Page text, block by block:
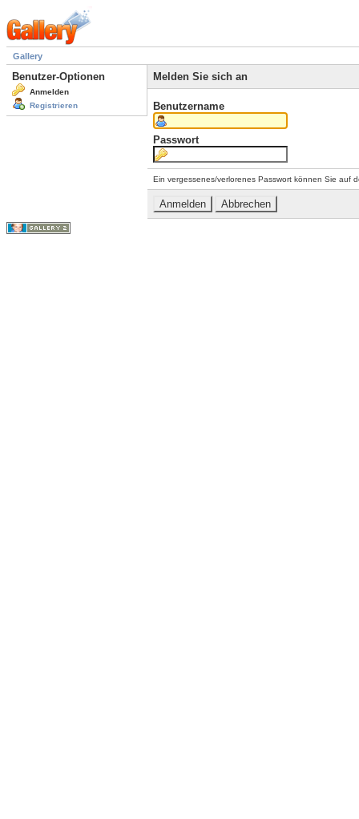
Gallery
Benutzer-Optionen
Anmelden
Registrieren
Melden Sie sich an
Benutzername
Passwort
Ein vergessenes/verlorenes Passwort können Sie auf